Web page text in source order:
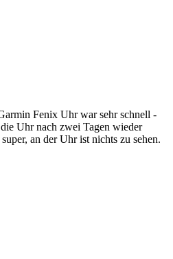
Fenix Uhr war sehr schnell -
Uhr nach zwei Tagen wieder
an der Uhr ist nichts zu sehen.